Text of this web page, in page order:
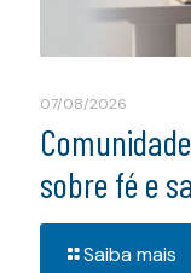
07/08/2026
sobre fé e
Saiba mais